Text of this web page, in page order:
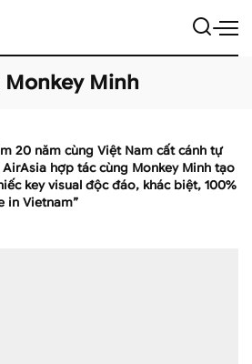
Monkey Minh
20 năm cùng Việt Nam cất cánh tự
AirAsia hợp tác cùng Monkey Minh tạo
key visual độc đáo, khác biệt, 100%
in Vietnam”